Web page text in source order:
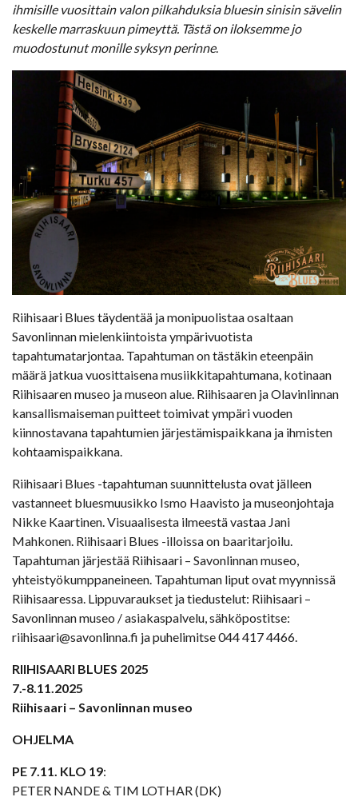
ihmisille vuosittain valon pilkahduksia bluesin sinisin sävelin
keskelle marraskuun pimeyttä. Tästä on iloksemme jo
muodostunut monille syksyn perinne.
Riihisaari Blues täydentää ja monipuolistaa osaltaan
Savonlinnan mielenkiintoista ympärivuotista
tapahtumatarjontaa. Tapahtuman on tästäkin eteenpäin
määrä jatkua vuosittaisena musiikkitapahtumana, kotinaan
Riihisaaren museo ja museon alue. Riihisaaren ja Olavinlinnan
kansallismaiseman puitteet toimivat ympäri vuoden
kiinnostavana tapahtumien järjestämispaikkana ja ihmisten
kohtaamispaikkana.
Riihisaari Blues -tapahtuman suunnittelusta ovat jälleen
vastanneet bluesmuusikko Ismo Haavisto ja museonjohtaja
Nikke Kaartinen. Visuaalisesta ilmeestä vastaa Jani
Mahkonen. Riihisaari Blues -illoissa on baaritarjoilu.
Tapahtuman järjestää Riihisaari – Savonlinnan museo,
yhteistyökumppaneineen. Tapahtuman liput ovat myynnissä
Riihisaaressa. Lippuvaraukset ja tiedustelut: Riihisaari –
Savonlinnan museo / asiakaspalvelu, sähköpostitse:
riihisaari@savonlinna.fi ja puhelimitse 044 417 4466.
RIIHISAARI BLUES 2025
7.-8.11.2025
Riihisaari – Savonlinnan museo
OHJELMA
PE 7.11. KLO 19:
PETER NANDE & TIM LOTHAR (DK)